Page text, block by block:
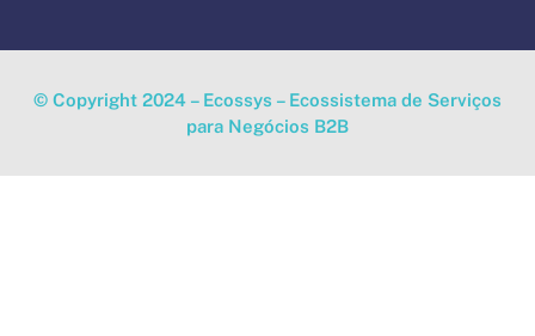
© Copyright 2024 – Ecossys – Ecossistema de Serviços
para Negócios B2B